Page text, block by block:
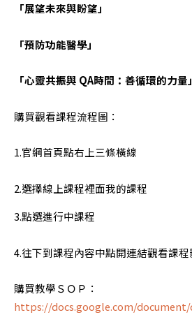
「展望未來與盼望」
「預防功能醫學」
「心靈共振與 QA時間：善循環的力量」
購買觀看課程流程圖：
1.官網首頁點右上三條橫線
2.選擇線上課程裡面我的課程
3.點選進行中課程
4.往下到課程內容中點開連結觀看課程
購買教學ＳＯＰ：
https://docs.google.com/document/